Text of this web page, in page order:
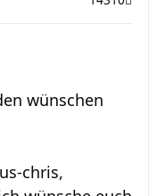
wünschen
chris,